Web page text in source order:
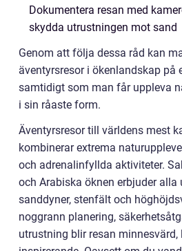
Dokumentera resan med
skydda utrustningen mot sand
Genom att följa dessa råd kan
äventyrsresor i ökenlandskap på
samtidigt som man får uppleva
i sin råaste form.
Äventyrsresor till världens mest
kombinerar extrema
och adrenalinfyllda aktiviteter.
och Arabiska öknen erbjuder alla
sanddyner, stenfält och
noggrann planering,
utrustning blir resan minnesvärd,